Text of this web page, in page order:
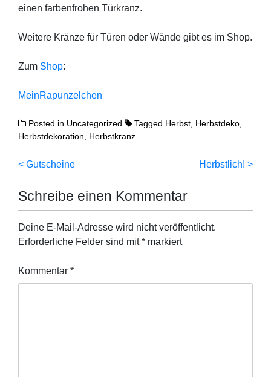
einen far­ben­fro­hen Türkranz.
Wei­te­re Krän­ze für Türen oder Wän­de gibt es im Shop.
Zum Shop:
Mein­Ra­pun­zel­chen
Posted in Uncategorized Tagged Herbst, Herbstdeko,
Herbstdekoration, Herbstkranz
Beitragsnavigation
Gutscheine Herbstlich!
Schreibe einen Kommentar
Deine E-Mail-Adresse wird nicht veröffentlicht.
Erforderliche Felder sind mit* markiert
Kommentar *